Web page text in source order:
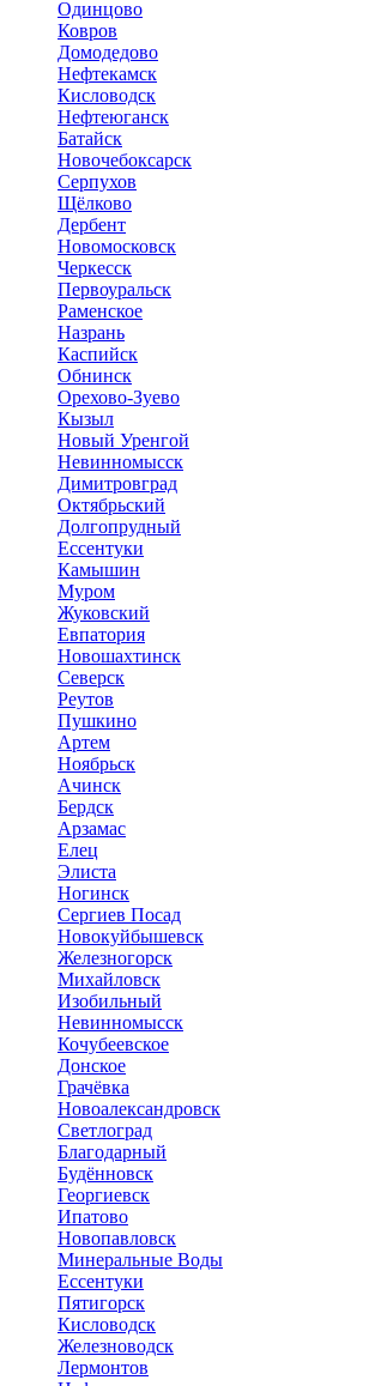
Одинцово
Ковров
Домодедово
Нефтекамск
Кисловодск
Нефтеюганск
Батайск
Новочебоксарск
Серпухов
Щёлково
Дербент
Новомосковск
Черкесск
Первоуральск
Раменское
Назрань
Каспийск
Обнинск
Орехово-Зуево
Кызыл
Новый Уренгой
Невинномысск
Димитровград
Октябрьский
Долгопрудный
Ессентуки
Камышин
Муром
Жуковский
Евпатория
Новошахтинск
Северск
Реутов
Пушкино
Артем
Ноябрьск
Ачинск
Бердск
Арзамас
Елец
Элиста
Ногинск
Сергиев Посад
Новокуйбышевск
Железногорск
Михайловск
Изобильный
Невинномысск
Кочубеевское
Донское
Грачёвка
Новоалександровск
Светлоград
Благодарный
Будённовск
Георгиевск
Ипатово
Новопавловск
Минеральные Воды
Ессентуки
Пятигорск
Кисловодск
Железноводск
Лермонтов